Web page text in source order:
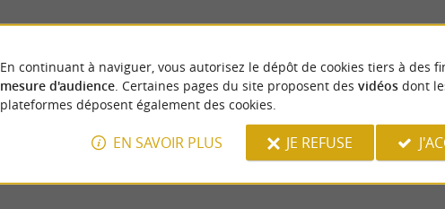
En continuant à naviguer, vous autorisez le dépôt de cookies tiers à des
mesure d'audience. Certaines pages du site proposent des vidéosdont
plateformes déposent également des cookies.
EN SAVOIR PLUS JE REFUSE